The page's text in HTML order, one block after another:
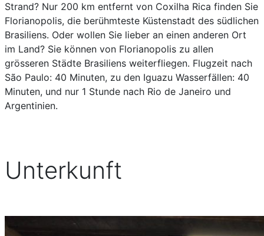
Strand? Nur 200 km entfernt von Coxilha Rica finden Sie
Florianopolis, die berühmteste Küstenstadt des südlichen
Brasiliens. Oder wollen Sie lieber an einen anderen Ort
im Land? Sie können von Florianopolis zu allen
grösseren Städte Brasiliens weiterfliegen. Flugzeit nach
São Paulo: 40 Minuten, zu den Iguazu Wasserfällen: 40
Minuten, und nur 1 Stunde nach Rio de Janeiro und
Argentinien.
Unterkunft